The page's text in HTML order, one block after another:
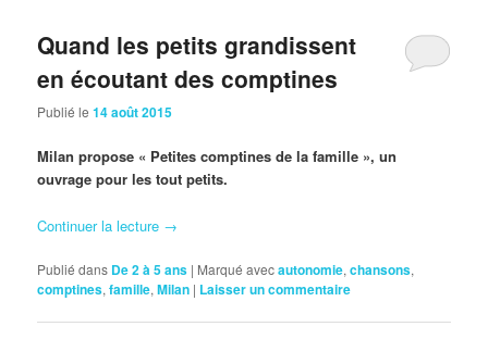
Quand les petits grandissent
en écoutant des comptines
Publié le14 août 2015
Milan propose « Petites comptines de la famille », un
ouvrage pour les tout petits.
Continuer la lecture →
Publié dans De 2 à 5 ans | Marqué avecautonomie,chansons,
comptines,famille,Milan | Laisser un commentaire